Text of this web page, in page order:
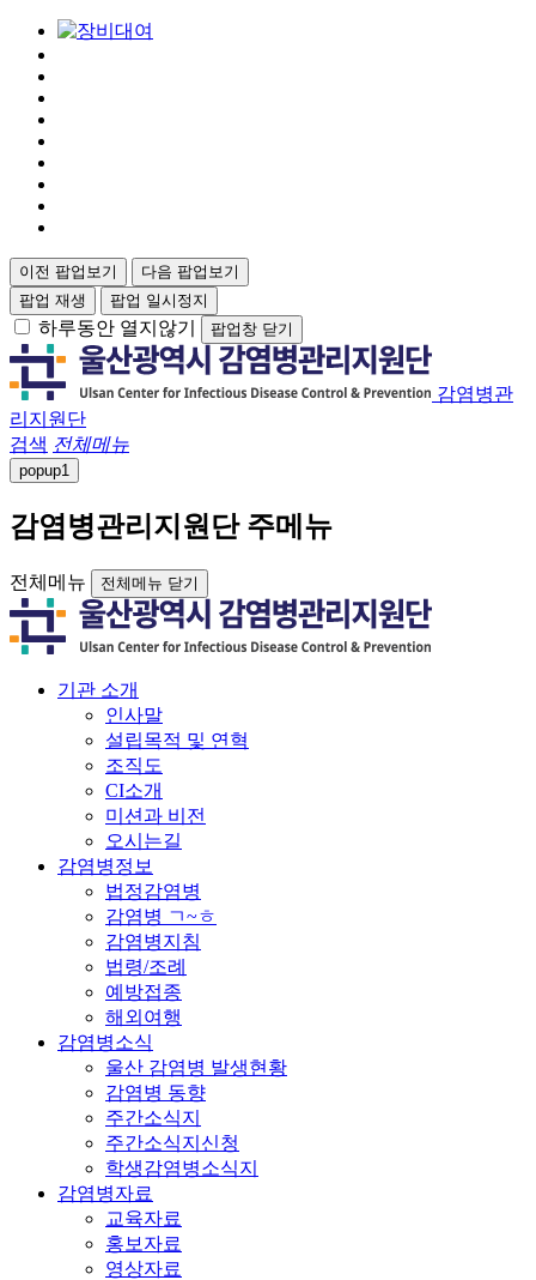
이전 팝업보기
다음 팝업보기
팝업 재생
팝업 일시정지
하루동안 열지않기 팝업창 닫기
감염병관
리지원단
검색 전체메뉴
popup1
감염병관리지원단 주메뉴
전체메뉴 전체메뉴 닫기
기관 소개
인사말
설립목적 및 연혁
조직도
CI소개
미션과 비전
오시는길
감염병정보
법정감염병
감염병 ㄱ~ㅎ
감염병지침
법령/조례
예방접종
해외여행
감염병소식
울산 감염병 발생현황
감염병 동향
주간소식지
주간소식지신청
학생감염병소식지
감염병자료
교육자료
홍보자료
영상자료